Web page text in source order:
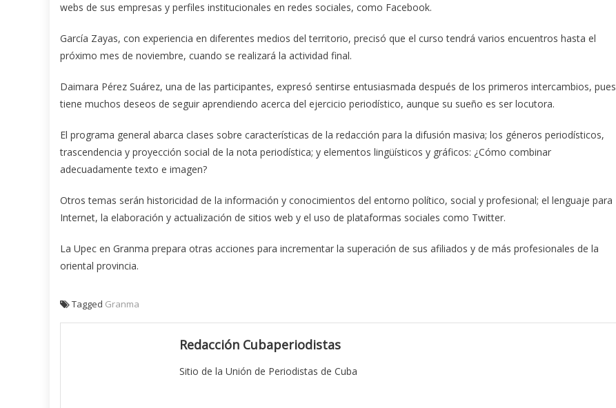
webs de sus empresas y perfiles institucionales en redes sociales, como Facebook.
García Zayas, con experiencia en diferentes medios del territorio, precisó que el curso tendrá varios encuentros hasta el
próximo mes de noviembre, cuando se realizará la actividad final.
Daimara Pérez Suárez, una de las participantes, expresó sentirse entusiasmada después de los primeros intercambios, pues
tiene muchos deseos de seguir aprendiendo acerca del ejercicio periodístico, aunque su sueño es ser locutora.
El programa general abarca clases sobre características de la redacción para la difusión masiva; los géneros periodísticos,
trascendencia y proyección social de la nota periodística; y elementos lingüísticos y gráficos: ¿Cómo combinar
adecuadamente texto e imagen?
Otros temas serán historicidad de la información y conocimientos del entorno político, social y profesional; el lenguaje para
Internet, la elaboración y actualización de sitios web y el uso de plataformas sociales como Twitter.
La Upec en Granma prepara otras acciones para incrementar la superación de sus afiliados y de más profesionales de la
oriental provincia.
Tagged Granma
Redacción Cubaperiodistas
Sitio de la Unión de Periodistas de Cuba